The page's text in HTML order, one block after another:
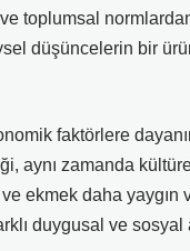
toplumsal
düşüncelerin bir
faktörlere
aynı zamanda
ekmek daha yaygın
duygusal ve